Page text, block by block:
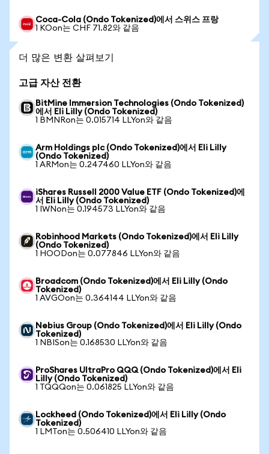
Coca-Cola (Ondo Tokenized)에서 스위스 프랑
1 KOon는 CHF 71.82와 같음
더 많은 변환 살펴보기
고급 자산 전환
BitMine Immersion Technologies (Ondo Tokenized)
에서 Eli Lilly (Ondo Tokenized)
1 BMNRon는 0.015714 LLYon와 같음
Arm Holdings plc (Ondo Tokenized)에서 Eli Lilly
(Ondo Tokenized)
1 ARMon는 0.247460 LLYon와 같음
iShares Russell 2000 Value ETF (Ondo Tokenized)에
서 Eli Lilly (Ondo Tokenized)
1 IWNon는 0.194573 LLYon와 같음
Robinhood Markets (Ondo Tokenized)에서 Eli Lilly
(Ondo Tokenized)
1 HOODon는 0.077846 LLYon와 같음
Broadcom (Ondo Tokenized)에서 Eli Lilly (Ondo
Tokenized)
1 AVGOon는 0.364144 LLYon와 같음
Nebius Group (Ondo Tokenized)에서 Eli Lilly (Ondo
Tokenized)
1 NBISon는 0.168530 LLYon와 같음
ProShares UltraPro QQQ (Ondo Tokenized)에서 Eli
Lilly (Ondo Tokenized)
1 TQQQon는 0.061825 LLYon와 같음
Lockheed (Ondo Tokenized)에서 Eli Lilly (Ondo
Tokenized)
1 LMTon는 0.506410 LLYon와 같음